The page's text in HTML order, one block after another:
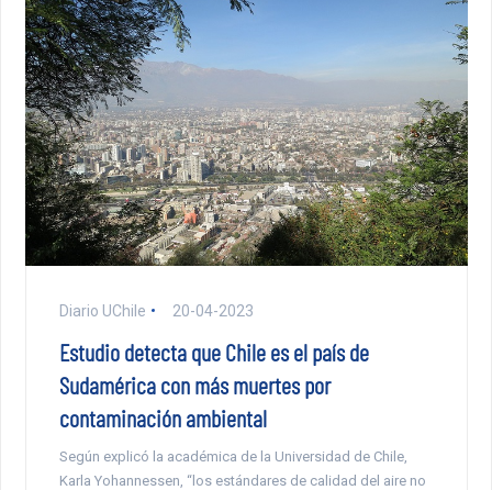
Diario UChile 20-04-2023
Estudio detecta que Chile es el país de
Sudamérica con más muertes por
contaminación ambiental
Según explicó la académica de la Universidad de Chile,
Karla Yohannessen, “los estándares de calidad del aire no